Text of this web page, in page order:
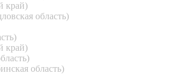
край)
область)
край)
область)